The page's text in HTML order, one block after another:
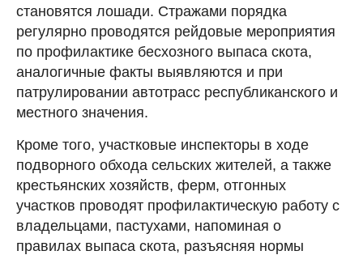
становятся лошади. Стражами порядка
регулярно проводятся рейдовые мероприятия
по профилактике бесхозного выпаса скота,
аналогичные факты выявляются и при
патрулировании автотрасс республиканского и
местного значения.
Кроме того, участковые инспекторы в ходе
подворного обхода сельских жителей, а также
крестьянских хозяйств, ферм, отгонных
участков проводят профилактическую работу с
владельцами, пастухами, напоминая о
правилах выпаса скота, разъясняя нормы